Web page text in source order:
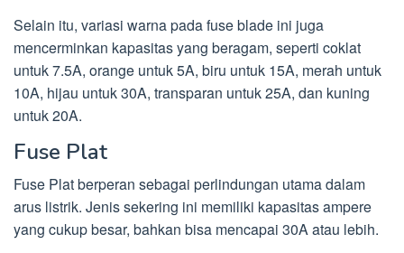
Selain itu, variasi warna pada fuse blade ini juga
mencerminkan kapasitas yang beragam, seperti coklat
untuk 7.5A, orange untuk 5A, biru untuk 15A, merah untuk
10A, hijau untuk 30A, transparan untuk 25A, dan kuning
untuk 20A.
Fuse Plat
Fuse Plat berperan sebagai perlindungan utama dalam
arus listrik. Jenis sekering ini memiliki kapasitas ampere
yang cukup besar, bahkan bisa mencapai 30A atau lebih.